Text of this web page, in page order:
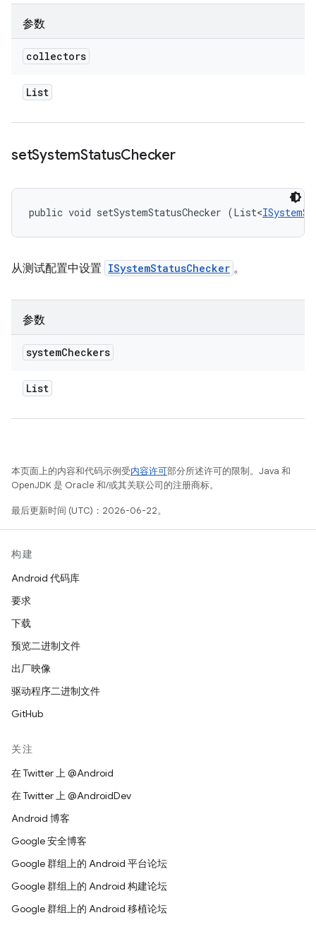
参数
collectors
List
setSystemStatusChecker
public void setSystemStatusChecker (List<
从测试配置中设置 ISystemStatusChecker 。
参数
systemCheckers
List
本页面上的内容和代码示例受内容许可部分所述许可的限制。Java 和
OpenJDK 是 Oracle 和/或其关联公司的注册商标。
最后更新时间 (UTC)：2026-06-22。
构建
Android 代码库
要求
下载
预览二进制文件
出厂映像
驱动程序二进制文件
GitHub
关注
在 Twitter 上 @Android
在 Twitter 上 @AndroidDev
Android 博客
Google 安全博客
Google 群组上的 Android 平台论坛
Google 群组上的 Android 构建论坛
Google 群组上的 Android 移植论坛